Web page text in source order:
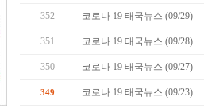
352 코로나 19 태국뉴스 (09/29)
351 코로나 19 태국뉴스 (09/28)
350 코로나 19 태국뉴스 (09/27)
349 코로나 19 태국뉴스 (09/23)